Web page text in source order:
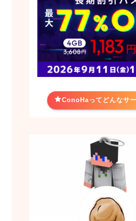
ConoHaってどんなサ